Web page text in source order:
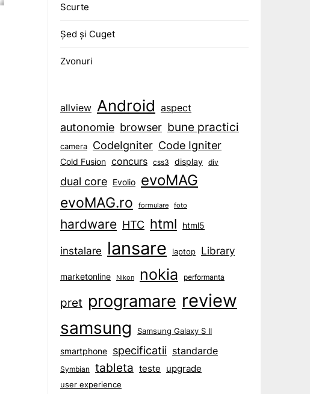
Scurte
Șed și Cuget
Zvonuri
allview Android aspect
autonomie browser bune practici
camera CodeIgniter Code Igniter
Cold Fusion concurs css3 display div
dual core Evolio evoMAG
evoMAG.ro formulare foto
hardware HTC html html5
instalare lansare laptop Library
marketonline Nikon nokia performanta
pret programare review
samsung Samsung Galaxy S II
smartphone specificatii standarde
Symbian tableta teste upgrade
user experience